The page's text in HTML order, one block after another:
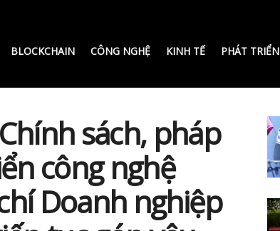
BLOCKCHAIN CÔNG NGHỆ KINH TẾ PHÁT TRIỂN
sách, pháp
công nghệ
Doanh nghiệp